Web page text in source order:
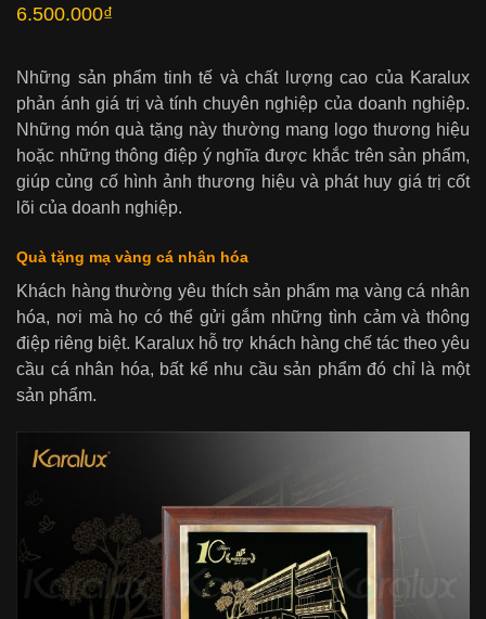
6.500.000₫
Những sản phẩm tinh tế và chất lượng cao của Karalux
phản ánh giá trị và tính chuyên nghiệp của doanh nghiệp.
Những món quà tặng này thường mang logo thương hiệu
hoặc những thông điệp ý nghĩa được khắc trên sản phẩm,
giúp củng cố hình ảnh thương hiệu và phát huy giá trị cốt
lõi của doanh nghiệp.
Quà tặng mạ vàng cá nhân hóa
Khách hàng thường yêu thích sản phẩm mạ vàng cá nhân
hóa, nơi mà họ có thể gửi gắm những tình cảm và thông
điệp riêng biệt. Karalux hỗ trợ khách hàng chế tác theo yêu
cầu cá nhân hóa, bất kể nhu cầu sản phẩm đó chỉ là một
sản phẩm.